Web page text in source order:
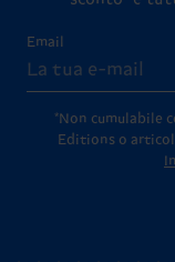
Email
*Non cumulabile
Editions o